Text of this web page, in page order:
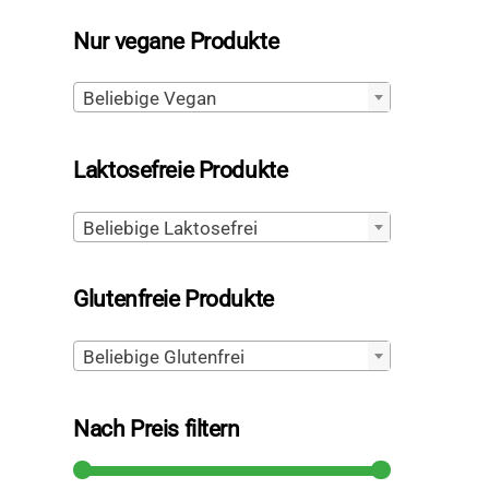
Nur vegane Produkte
Beliebige Vegan
Laktosefreie Produkte
Beliebige Laktosefrei
Glutenfreie Produkte
Beliebige Glutenfrei
Nach Preis filtern